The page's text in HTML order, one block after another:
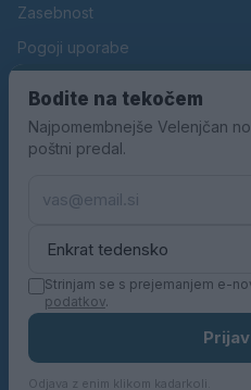
Zasebnost
Pogoji uporabe
Oglaševanje
Kontakt
KN
Bodite na tekočem
Najpomembnejše Velenjčan
poštni predal.
Strinjam se s prejemanjem e-
podatkov.
Odjava z enim klikom kadarkoli.